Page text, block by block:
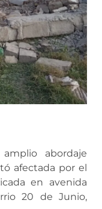
abordaje
afectada por el
en avenida
20 de Junio,